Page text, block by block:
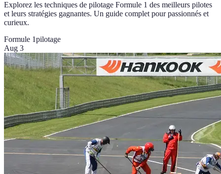
Explorez les techniques de pilotage Formule 1 des meilleurs pilotes
et leurs stratégies gagnantes. Un guide complet pour passionnés et
curieux.
Formule 1pilotage
Aug 3